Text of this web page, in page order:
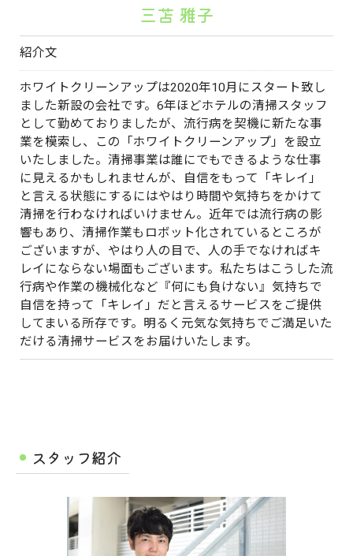
三苫 雅子
紹介文
ホワイトクリーンアップは2020年10月にスタート致し
ました新設の会社です。6年ほどホテルの清掃スタッフ
として勤めておりましたが、流行病を契機に新たな事
業を模索し、この「ホワイトクリーンアップ」を設立
いたしました。清掃事業は誰にでもできるような仕事
に見えるかもしれませんが、自信をもって「キレイ」
と言える状態にするにはやはり時間や気持ちをかけて
清掃を行わなければいけません。近年では流行病の影
響もあり、清掃作業もロボット化されているところが
ございますが、やはり人の目で、人の手でなければキ
レイにならない場面もございます。私たちはこうした流
行病や作業の機械化など『何にも負けない』気持ちで
自信を持って「キレイ」だと言えるサービスをご提供
してまいる所存です。明るく元気な気持ちでご満足いた
だける清掃サービスをお届けいたします。
スタッフ紹介